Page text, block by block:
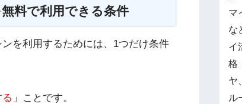
料で利用できる条件
を利用するためには、1つだけ条件
」ことです。
マ
な
イ
格
ヤ
ル